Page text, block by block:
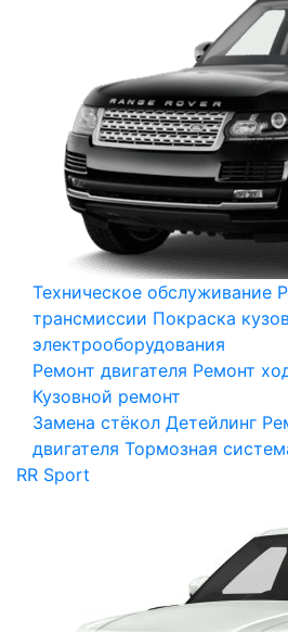
Техническое обслуживание
трансмиссии Покраска
электрооборудования
Ремонт двигателя Ремонт
Кузовной ремонт
Замена стёкол Детейлинг
двигателя Тормозная
RR Sport